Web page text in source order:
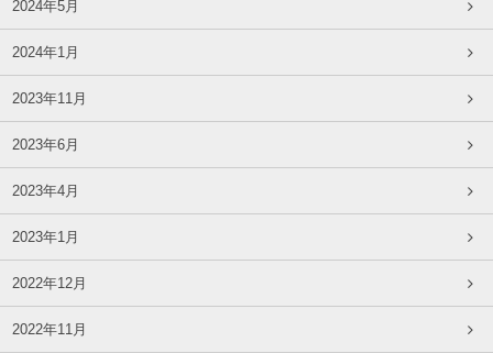
2024年5月
2024年1月
2023年11月
2023年6月
2023年4月
2023年1月
2022年12月
2022年11月